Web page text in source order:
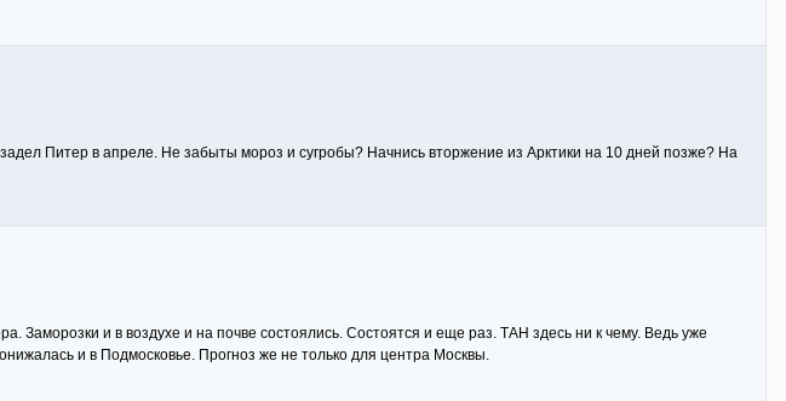
Питер в апреле. Не забыты мороз и сугробы? Начнись вторжение из Арктики на 10 дней позже? На
Заморозки и в воздухе и на почве состоялись. Состоятся и еще раз. ТАН здесь ни к чему. Ведь уже
и в Подмосковье. Прогноз же не только для центра Москвы.